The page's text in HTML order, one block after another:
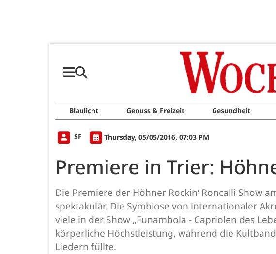
Blaulicht Genuss & Freizeit Gesundheit
SF Thursday, 05/05/2016, 07:03 PM
Premiere in Trier:
Die Premiere der Höhner Rockin‘ Roncalli Show
spektakulär. Die Symbiose von internationaler
viele in der Show „Funambola - Capriolen des
körperliche Höchstleistung, während die
Liedern füllte.